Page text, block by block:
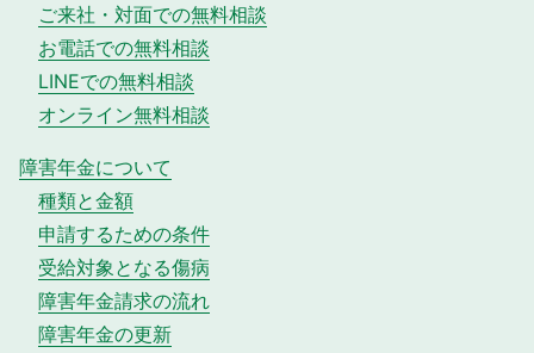
ご来社・対面での無料相談
お電話での無料相談
LINEでの無料相談
オンライン無料相談
障害年金について
種類と金額
申請するための条件
受給対象となる傷病
障害年金請求の流れ
障害年金の更新